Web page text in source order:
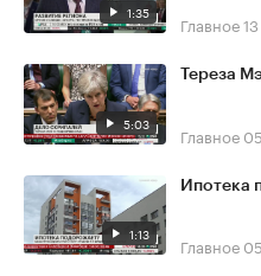
1:35 Главное
5:03
Тереза
Главное
1:13
Ипотека
Главное